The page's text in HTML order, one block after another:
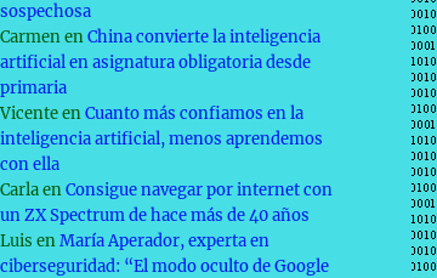
el milagro de la miniaturización»
sospechosa
CarmenenChina convierte la inteligencia
artificial en asignatura obligatoria desde
primaria
VicenteenCuanto más confiamos en la
inteligencia artificial, menos aprendemos
con ella
CarlaenConsigue navegar por internet con
un ZX Spectrum de hace más de 40 años
Luis enMaría Aperador, experta en
ciberseguridad: “El modo oculto de Google